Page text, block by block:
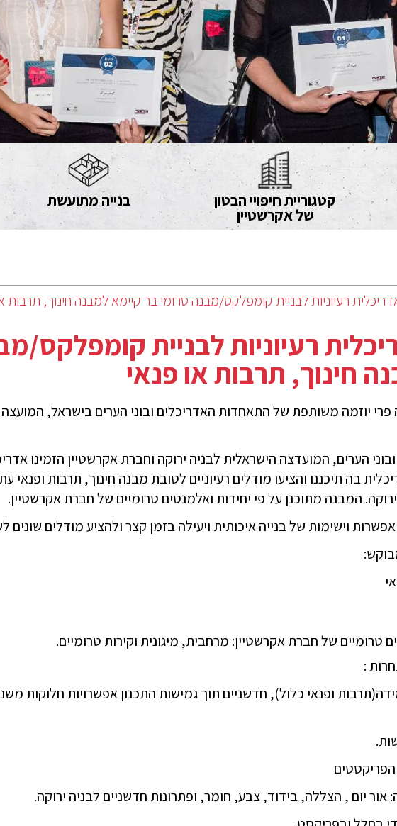
קטגוריית חיפויי הבטון
של אקרשטיין
בנייה מתועשת
רעיוניות לבניית קומפלקס/מבנה טרומי בר קיימא למבנה חינוך, תרבות
רעיוניות לבניית קומפלקס/
חינוך, תרבות או פנאי
פרי יוזמה משותפת של התאחדות האדריכלים ובוני הערים בישראל,
הערים, המועדצה הישראלית לבניה ירוקה וחברת אקרשטיין הזמינו
בה תיכננו והציעו מודלים רעיוניים לטובת מבנה חינוך, תרבות ופנאי
המבנה מתוכנן על פי יחידות ואלמנטים טרומיים של חברת אקרשטיין.
וישימות של בנייה איכותית ויעילה בזמן קצר ולהציע מודלים שונים
:
ופנאי כלול), חדשניים תוך גמישות התכנון אפשרויות חלוקות